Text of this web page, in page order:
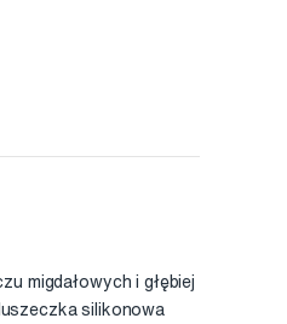
migdałowych i głębiej
silikonowa